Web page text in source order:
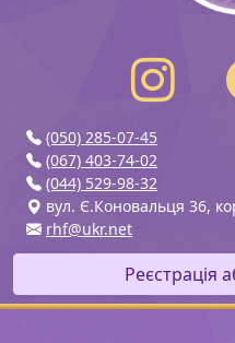
(050) 285-07-45
(067) 403-74-02
(044) 529-98-32
вул. Є.Коновальця 36,
rhf@ukr.net
Реєстрація